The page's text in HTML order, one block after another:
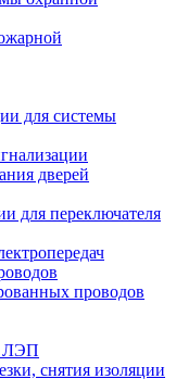
для системы
дверей
для переключателя
проводов
ЛЭП